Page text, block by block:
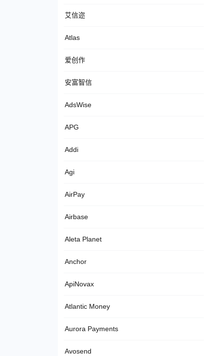
艾信迩
Atlas
爱创作
安富智信
AdsWise
APG
Addi
Agi
AirPay
Airbase
Aleta Planet
Anchor
ApiNovax
Atlantic Money
Aurora Payments
Avosend